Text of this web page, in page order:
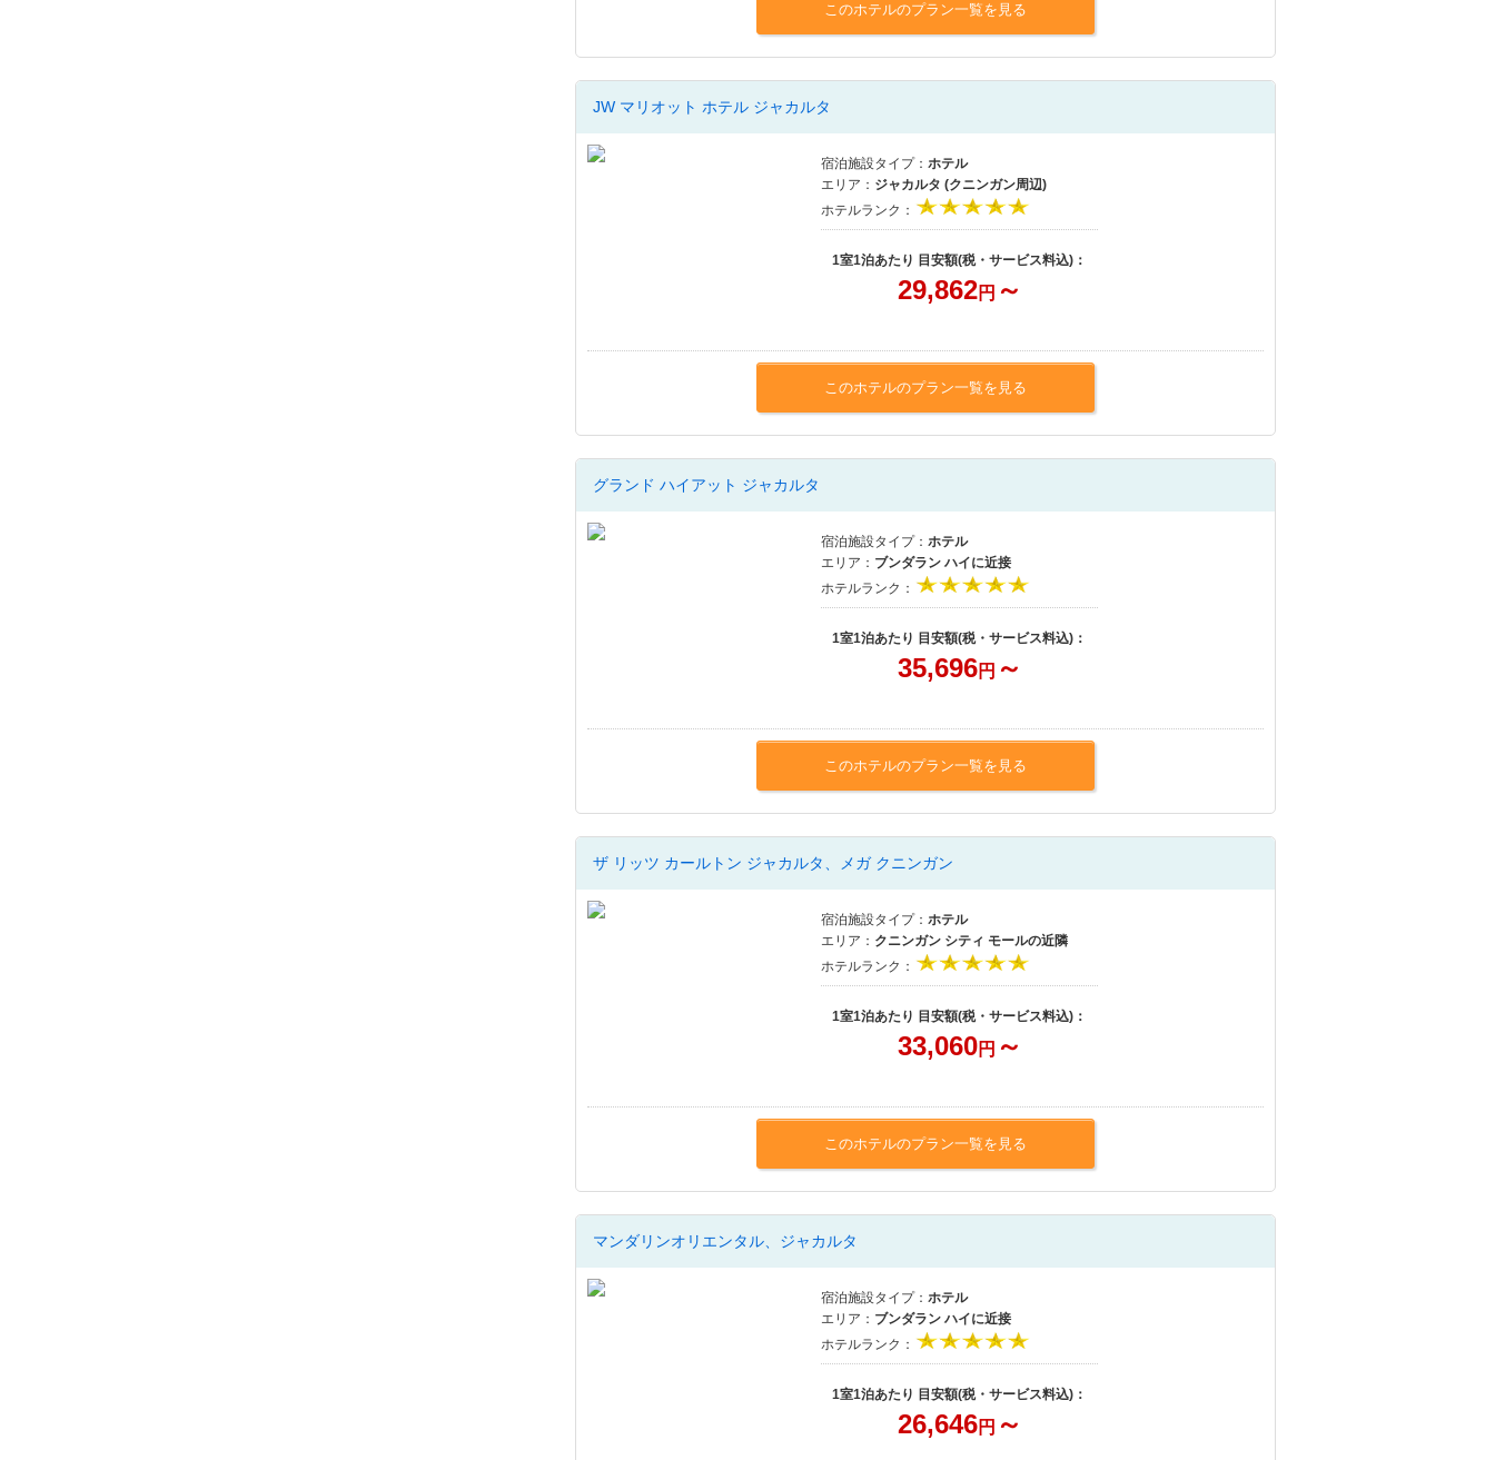
このホテルのプラン一覧を見る
JW マリオット ホテル ジャカルタ
宿泊施設タイプ： ホテル
エリア： ジャカルタ (クニンガン周辺)
ホテルランク：
1室1泊あたり 目安額(税・サービス料込)：
29,862円 ～
このホテルのプラン一覧を見る
グランド ハイアット ジャカルタ
宿泊施設タイプ： ホテル
エリア： ブンダラン ハイに近接
ホテルランク：
1室1泊あたり 目安額(税・サービス料込)：
35,696円 ～
このホテルのプラン一覧を見る
ザ リッツ カールトン ジャカルタ、メガ クニンガン
宿泊施設タイプ： ホテル
エリア： クニンガン シティ モールの近隣
ホテルランク：
1室1泊あたり 目安額(税・サービス料込)：
33,060円 ～
このホテルのプラン一覧を見る
マンダリンオリエンタル、ジャカルタ
宿泊施設タイプ： ホテル
エリア： ブンダラン ハイに近接
ホテルランク：
1室1泊あたり 目安額(税・サービス料込)：
26,646円 ～